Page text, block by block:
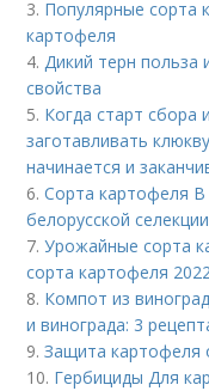
3. Популярные сорта
картофеля
4.Дикий терн польза
свойства
5. Когда старт сбора
заготавливать
начинается и
6.Сорта картофеля В
белорусской селекции
7.Урожайные сорта
сорта картофеля
8. Компот из
и винограда: 3
9.Защита картофеля
10. Гербициды Для